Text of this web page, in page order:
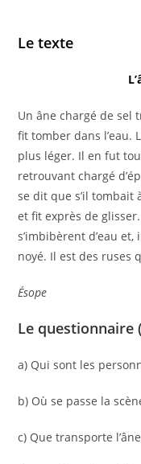
Le texte
Un âne chargé de sel
fit tomber dans l’eau.
plus léger. Il en fut
retrouvant chargé
se dit que s’il tombait
et fit exprès de
s’imbibèrent d’eau
noyé. Il est des ruses
Ésope
Le questionnaire
a) Qui sont les
b) Où se passe la
c) Que transporte